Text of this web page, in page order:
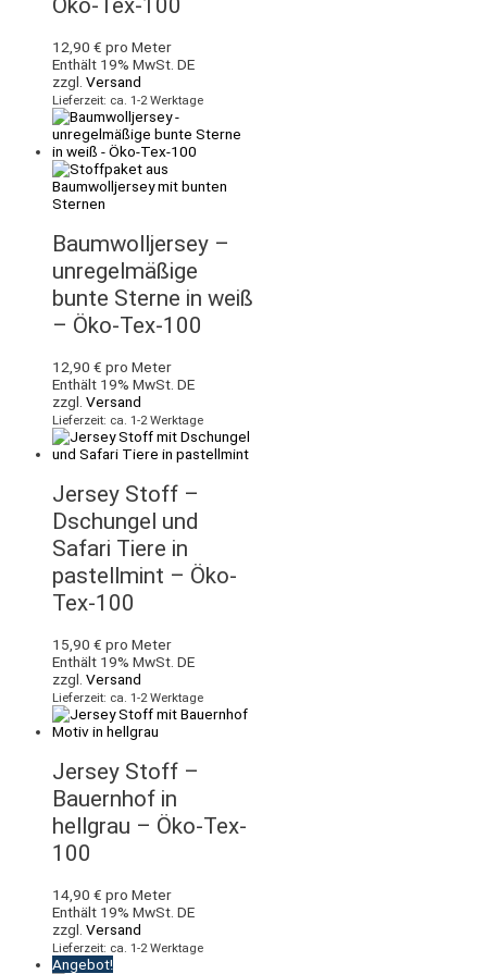
12,90 € pro Meter
Enthält 19% MwSt. DE
zzgl. Versand
Lieferzeit: ca. 1-2 Werktage
Baumwolljersey –
unregelmäßige
bunte Sterne in weiß
– Öko-Tex-100
12,90 € pro Meter
Enthält 19% MwSt. DE
zzgl. Versand
Lieferzeit: ca. 1-2 Werktage
Jersey Stoff –
Dschungel und
Safari Tiere in
pastellmint – Öko-
Tex-100
15,90 € pro Meter
Enthält 19% MwSt. DE
zzgl. Versand
Lieferzeit: ca. 1-2 Werktage
Jersey Stoff –
Bauernhof in
hellgrau – Öko-Tex-
100
14,90 € pro Meter
Enthält 19% MwSt. DE
zzgl. Versand
Lieferzeit: ca. 1-2 Werktage
Angebot!